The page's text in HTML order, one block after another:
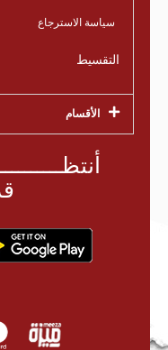
سياسة الاسترجاع
التقسيط
الأقسام